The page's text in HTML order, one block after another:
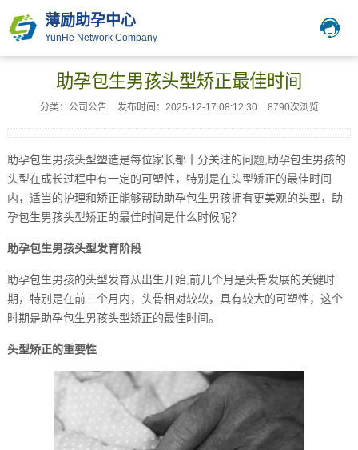
薄励助孕中心
YunHe Network Company
助孕包生男孩头型矫正最佳时间
分类：公司公告 发布时间：2025-12-17 08:12:30 8790次浏览
助孕包生男孩头型塑造是每位家长都十分关注的问题,助孕包生男孩的
头型在成长过程中有一定的可塑性，特别是在头型矫正的最佳时间
内，适当的护理和矫正能够帮助助孕包生男孩拥有更美观的头型，助
孕包生男孩头型矫正的最佳时间是什么时候呢？
助孕包生男孩头型发育阶段
助孕包生男孩的头型发育从出生开始,前几个月是头骨发展的关键时
期，特别是在前三个月内，头骨相对较软，具有较大的可塑性，这个
时期是助孕包生男孩头型矫正的最佳时间。
头型矫正的重要性